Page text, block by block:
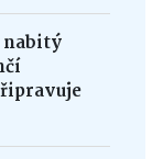
nabitý